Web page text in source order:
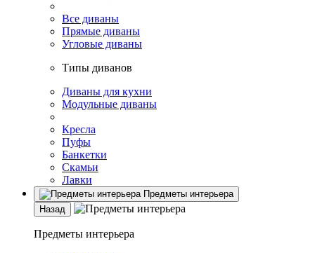
Все диваны
Прямые диваны
Угловые диваны
Типы диванов
Диваны для кухни
Модульные диваны
Кресла
Пуфы
Банкетки
Скамьи
Лавки
Предметы интерьера
Назад
Предметы интерьера